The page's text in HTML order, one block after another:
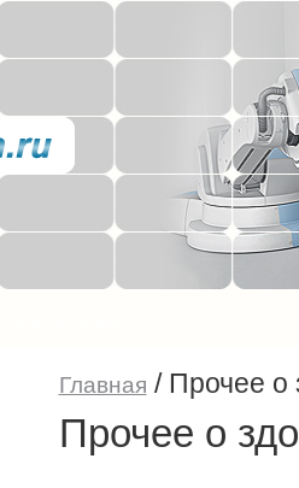
Главная / Прочее о
Прочее о